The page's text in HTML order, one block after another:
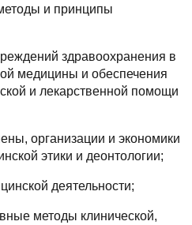
и принципы
здравоохранения в
медицины и обеспечения
и лекарственной помощи
организации и экономики
этики и деонтологии;
деятельности;
методы клинической,